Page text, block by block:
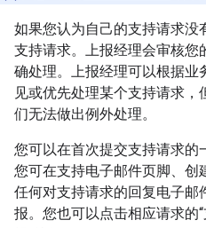
如果您认为自己的支持请求没
支持请求。上报经理会审核您
确处理。上报经理可以根据业
见或优先处理某个支持请求
们无法做出例外处理。
您可以在首次提交支持请求的
您可在支持电子邮件页脚、创
任何对支持请求的回复电子邮
报。您也可以点击相应请求的